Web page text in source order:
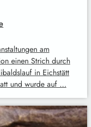
am
einen Strich durch
in Eichstätt
und wurde auf …